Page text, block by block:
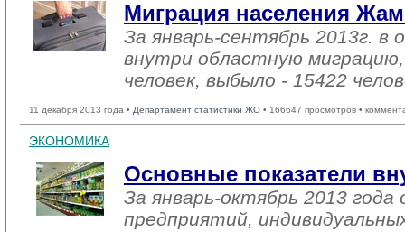
Миграция населения
За январь-сентябрь 2013г. в
внутри областную
человек, выбыло - 15422
11 декабря 2013 года • Департамент статистики ЖО • 166647 просмотров •
ЭКОНОМИКА
Основные показатели
За январь-октябрь 2013
предприятий,